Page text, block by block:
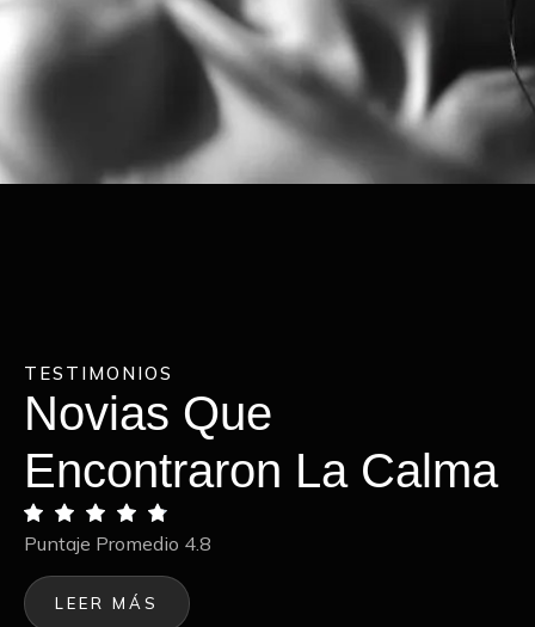
TESTIMONIOS
Novias Que
Encontraron La Calma
Puntaje Promedio 4.8
LEER MÁS